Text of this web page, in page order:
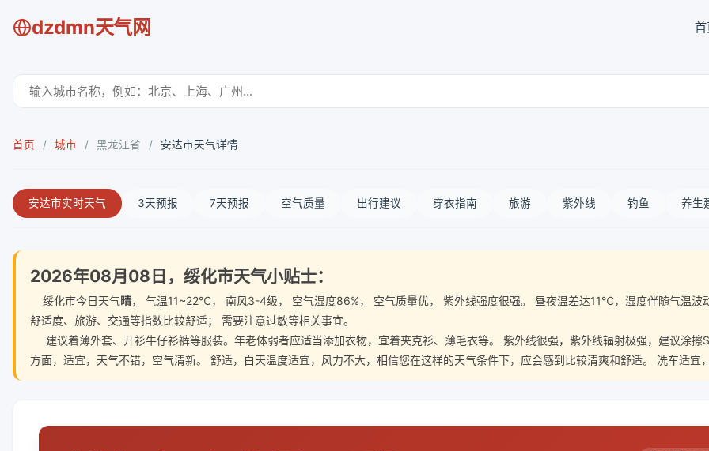
dzdmn天气网
首页 / 城市 / 黑龙江省 / 安达市天气详情
安达市实时天气 3天预报 7天预报 空气质量 出行建议 穿衣指南 旅游 紫外线 钓鱼 养生
2026年08月08日，绥化市天气小贴士：
绥化市今日天气晴， 气温11~22℃， 南风3-4级， 空气湿度86%， 空气质量优， 紫外线强度很强。 昼夜温差达11℃，湿度伴随气温波
舒适度、旅游、交通等指数比较舒适； 需要注意过敏等相关事宜。
建议着薄外套、开衫牛仔衫裤等服装。年老体弱者应适当添加衣物，宜着夹克衫、薄毛衣等。 紫外线很强，紫外线辐射极强，建议涂
方面，适宜，天气不错，空气清新。 舒适，白天温度适宜，风力不大，相信您在这样的天气条件下，应会感到比较清爽和舒适。 洗车适宜